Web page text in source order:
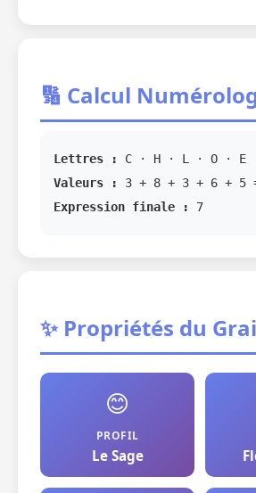
🔢 Calcul
Lettres :
C · H · L · O · E
Valeurs :
3 + 8 + 3 + 6 + 5
Expression finale :
7
✨ Propriétés du
😊
PROFIL
Le Sage